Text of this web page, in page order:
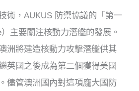
術，AUKUS 防禦協議的「第一
主要關注核動力潛艦的發展。
洲將建造核動力攻擊潛艦供其
英國之後成為第二個獲得美國
儘管澳洲國內對這項龐大國防